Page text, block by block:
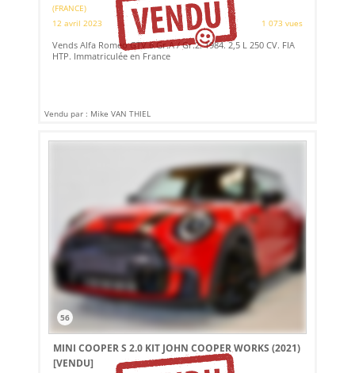
(FRANCE)
12 avril 2023
1 073 vues
Vends Alfa Romeo GTV 6 Gr.A / Gr.2. 1984. 2,5 L 250 CV. FIA
HTP. Immatriculée en France
Vendu par : Mike VAN THIEL
56
MINI COOPER S 2.0 KIT JOHN COOPER WORKS (2021)
[VENDU]